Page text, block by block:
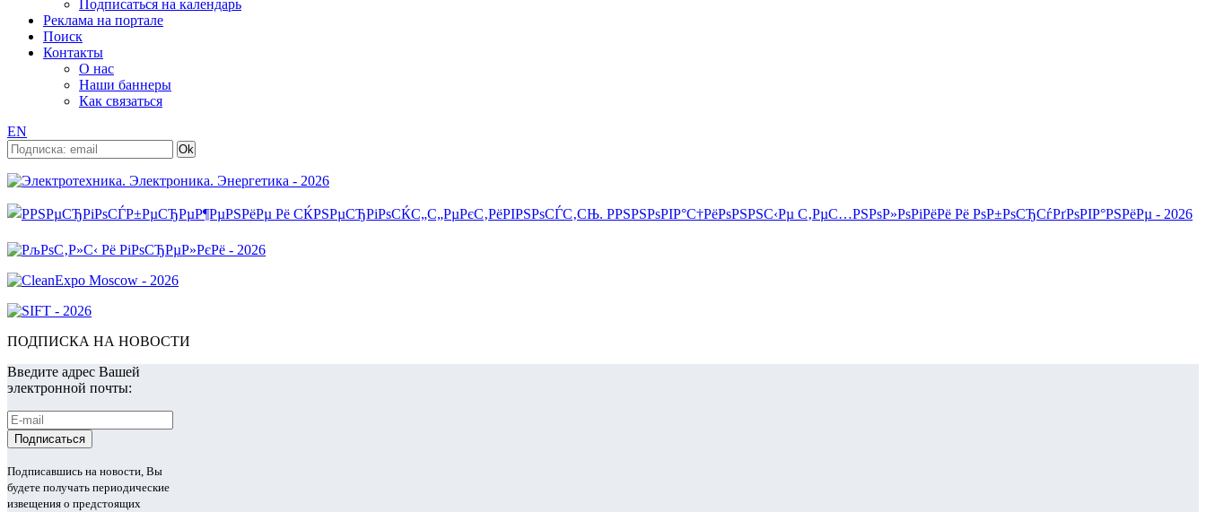
Подписаться на календарь
Реклама на портале
Поиск
Контакты
О нас
Наши баннеры
Как связаться
EN
ПОДПИСКА НА НОВОСТИ
Введите адрес Вашей
электронной почты:
Подписавшись на новости, Вы
будете получать периодические
извещения о предстоящих